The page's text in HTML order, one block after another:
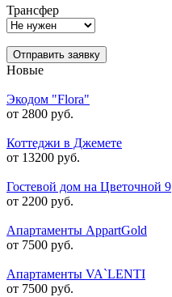
Трансфер
Отправить заявку
Новые
Экодом "Flora"
от 2800 руб.
Коттеджи в Джемете
от 13200 руб.
Гостевой дом на Цветочной 9
от 2200 руб.
Апартаменты AppartGold
от 7500 руб.
Апартаменты VA`LENTI
от 7500 руб.